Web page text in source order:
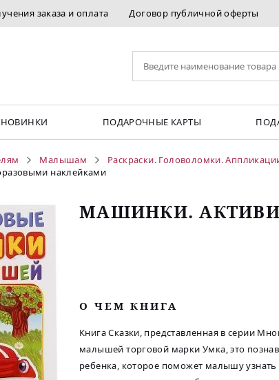
заказа и оплата Договор публичной оферты
НОВИНКИ ПОДАРОЧНЫЕ КАРТЫ
Малышам Раскраски. Головоломки.
наклейками
МАШИНКИ.
O ЧЕМ КНИГА
Книга Сказки, представленная в серии
малышей торговой марки Умка, это
ребенка, которое поможет малышу